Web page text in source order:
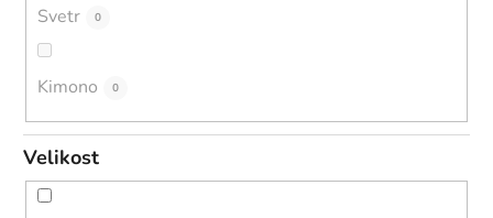
Svetr 0
Kimono 0
Velikost